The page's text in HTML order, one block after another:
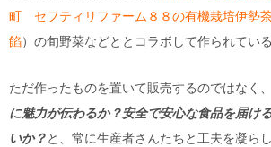
町 セフティリファーム８８の有機栽培伊勢
餡）の旬野菜などととコラボして作られている
ただ作ったものを置いて販売するのではなく、
に魅力が伝わるか？安全で安心な食品を届け
いか？と、常に生産者さんたちと工夫を凝ら